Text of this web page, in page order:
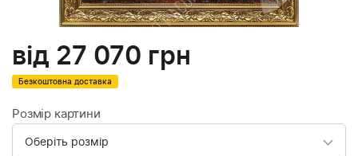
від 27 070 грн
Безкоштовна доставка
Розмір картини